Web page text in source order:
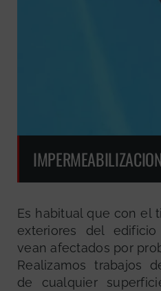
Es habitual que con el
exteriores del
vean afectados por
Realizamos trabajos
de cualquier